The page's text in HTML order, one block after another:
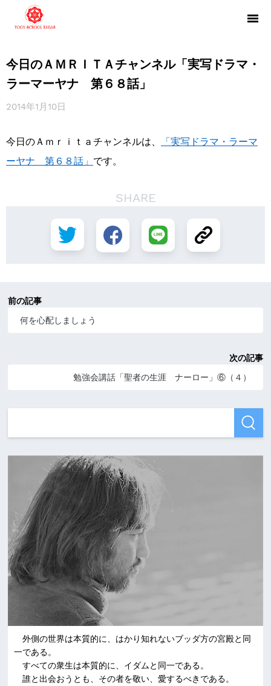
今日のＡＭＲＩＴＡチャンネル「実写ドラマ・
ラーマーヤナ 第６８話」
2014年1月10日
今日のＡｍｒｉｔａチャンネルは、 「実写ドラマ・ラーマ
ーヤナ 第６８話」 です。
SHARE
前の記事
何を心配しましょう
次の記事
勉強会講話「聖者の生涯 ナーロー」⑥（４）
外側の世界は本質的に、はかり知れないブッダ方の宮殿と同
一である。
すべての衆生は本質的に、イダムと同一である。
誰と出会おうとも、その者を敬い、愛するべきである。